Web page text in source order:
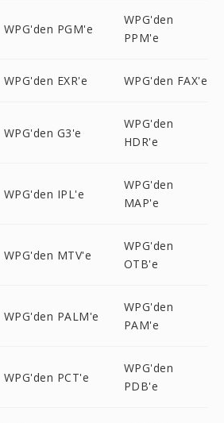
WPG'den PGM'e
WPG'den
PPM'e
WPG'den EXR'e WPG'den FAX'e
WPG'den G3'e
WPG'den
HDR'e
WPG'den IPL'e
WPG'den
MAP'e
WPG'den MTV'e
WPG'den
OTB'e
WPG'den PALM'e
WPG'den
PAM'e
WPG'den PCT'e
WPG'den
PDB'e